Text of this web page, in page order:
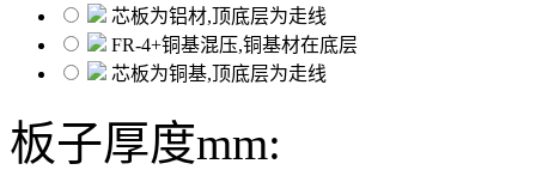
芯板为铝材,顶底层为走线
FR-4+铜基混压,铜基材在底层
芯板为铜基,顶底层为走线
板子厚度mm: